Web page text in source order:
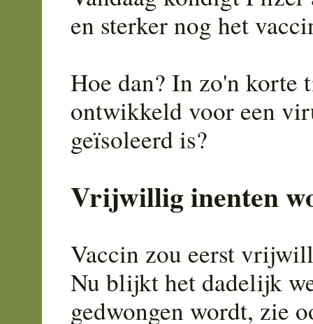
en sterker nog het
Hoe dan? In zo'n korte
ontwikkeld voor een
geïsoleerd is?
Vrijwillig inenten
Vaccin zou eerst
Nu blijkt het dadelijk
gedwongen wordt, zie